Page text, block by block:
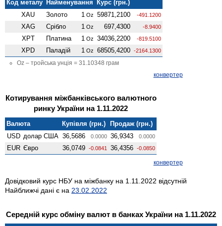
Код металу Найменування Курс (грн.)
XAU
Золото 1 Oz 59871,2100 -491.1200
XAG Срібло 1 Oz 697,4300 -8.9400
XPT Платина 1 Oz 34036,2200 -819.5100
XPD Паладій 1 Oz 68505,4200 -2164.1300
Oz – тройська унція = 31.10348 грам
конвертер
Котирування міжбанківського валютного
ринку України на 1.11.2022
Валюта Купівля (грн.)
Продаж (грн.)
USD долар США 36,5686 0.0000 36,9343 0.0000
EUR Євро 36,0749 -0.0841 36,4356 -0.0850
конвертер
Довідковий курс НБУ на міжбанку на 1.11.2022 відсутній
Найближчі дані є на 23.02.2022
Середній курс обміну валют в банках України на 1.11.2022